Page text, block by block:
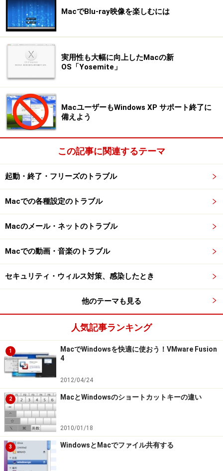
先ほどのスクリプト<スクリプト例１>を１行ずつ解説してみます。
set afile to choose file ファイル選択ダイアログ で選んだファイルを
set aDesk to (path to desktop) as text aDesk という変数に デスクト
ップの パス を格納します。 as text はテキスト形式のパスに変換する
という意味です。
tell application "Image Events"
以降から、 end tell までの区間で、Image Events に命令を送ります。
set myImage to open afile 先ほど取得した afile の中身を myImage と
scale myImage to size 100 画像データ myImage を 100ドットの幅に
リサイズします。縦横比は維持されます。
save myImage in file (aDesk & "newimage.jpg") as JPEG
JPEGファイルとして保存します。as XXXX のXXXX を変更すること
で、保存する画像形式を変更できます。
れか）
ファイルに画像の縮小したものをアイコンとして付加できます。
end tell tell application ... に対する 終了命令（ end tell ）です。
※記事内容は執筆時点のものです。最新の内容をご確認くださ
い。
※OSやアプリ、ソフトのバージョンによっては画面表示、操作方
法が異なる可能性があります。
MacでBlu-ray映像を楽しむには
実用性も大幅に向上したMacの新
OS「Yosemite」
MacユーザーもWindows XP サポート終了に
備えよう
この記事に関連するテーマ
起動・終了・フリーズのトラブル
Macでの各種設定のトラブル
Macのメール・ネットのトラブル
Macでの動画・音楽のトラブル
セキュリティ・ウィルス対策、感染したとき
他のテーマも見る
人気記事ランキング
1
MacでWindowsを快適に使おう！VMware Fusion
4
2012/04/24
2 MacとWindowsのショートカットキーの違い
2010/01/18
3 WindowsとMacでファイル共有する